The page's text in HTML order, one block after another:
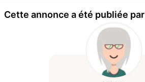
Cette annonce a été publiée par